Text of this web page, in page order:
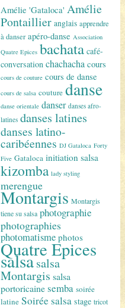
Amélie 'Gataloca' Amélie
Pontaillier anglais apprendre
à danser apéro-danse Association
Quatre Epices bachata café-
conversation chachacha cours
cours de couture cours de danse
cours de salsa couture danse
danse orientale danser danses afro-
latines danses latines
danses latino-
caribéennes DJ Gataloca Forty
Five Gataloca initiation salsa
kizomba lady styling
merengue
Montargis Montargis
tiene su salsa photographie
photographies
photomatisme photos
Quatre Epices
salsasalsa
Montargis salsa
portoricainesemba soirée
latine Soirée salsa stage tricot